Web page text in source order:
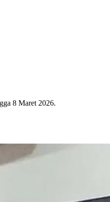
8 Maret 2026.